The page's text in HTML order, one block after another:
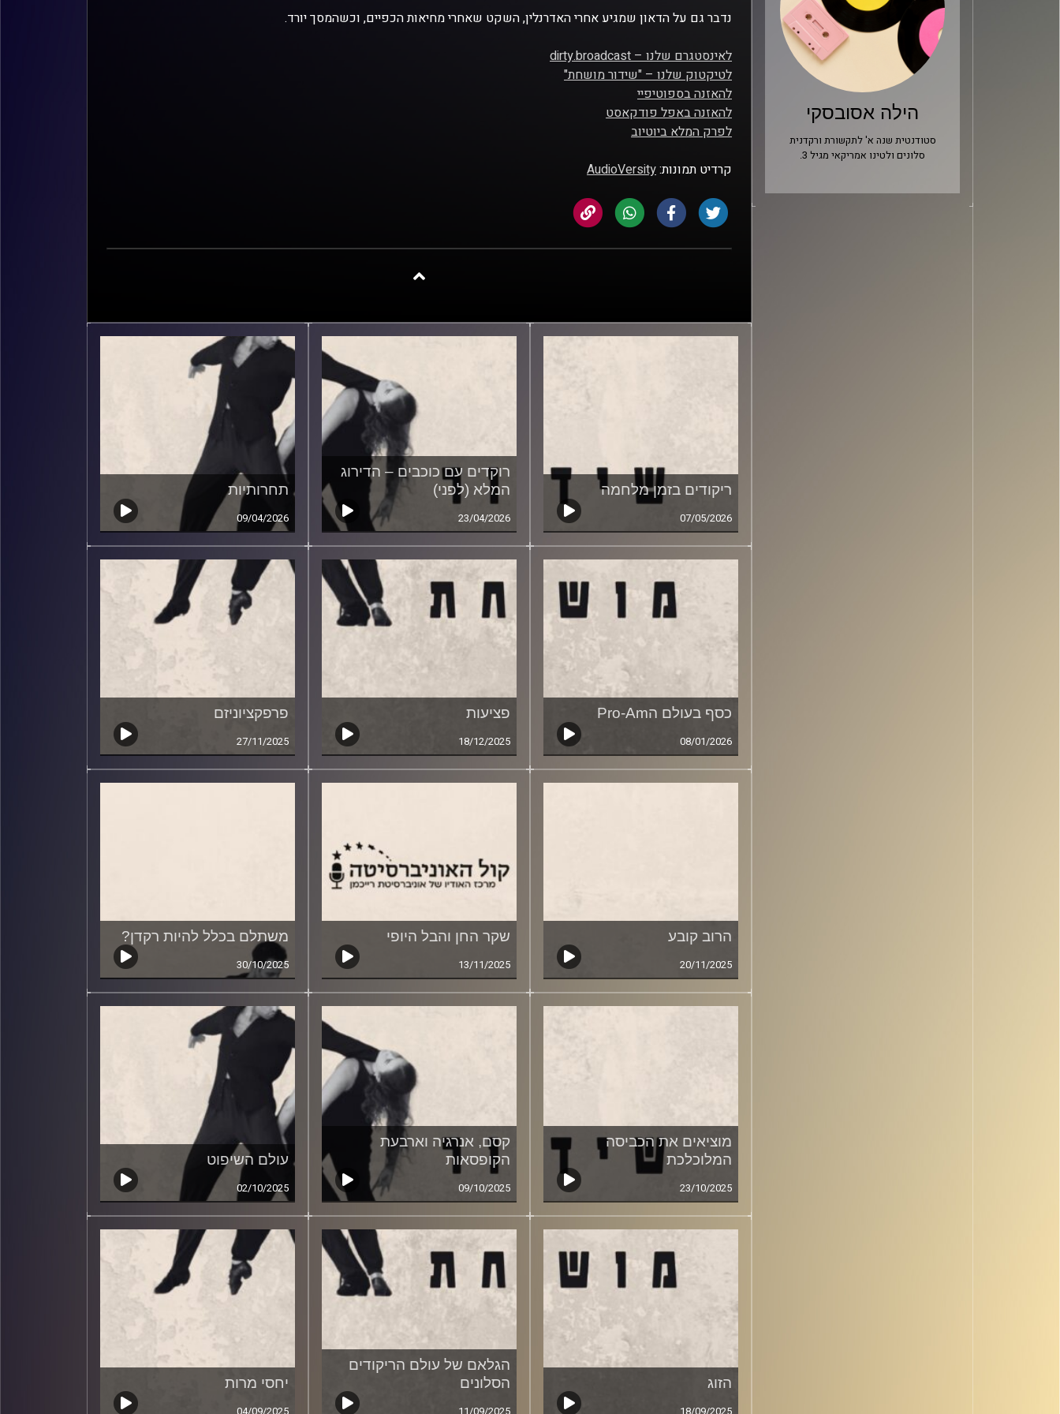
הילה אסובסקי
סטודנטית שנה א' לתקשורת ורקדנית
סלונים ולטינו אמריקאי מגיל 3.
נדבר גם על הדאון שמגיע אחרי האדרנלין, השקט שאחרי מחיאות הכפיים, וכשהמסך יורד.
לאינסטגרם שלנו – dirty.broadcast
לטיקטוק שלנו – "שידור מושחת"
להאזנה בספוטיפיי
להאזנה באפל פודקאסט
לפרק המלא ביוטיוב
קרדיט תמונות:AudioVersity
ריקודים בזמן מלחמה
07/05/2026
רוקדים עם כוכבים – הדירוג
המלא (לפני)
23/04/2026
תחרותיות
09/04/2026
כסף בעולם הPro-Am
08/01/2026
פציעות
18/12/2025
פרפקציוניזם
27/11/2025
הרוב קובע
20/11/2025
שקר החן והבל היופי
13/11/2025
משתלם בכלל להיות רקדן?
30/10/2025
מוציאים את הכביסה
המלוכלכת
23/10/2025
קסם, אנרגיה וארבעת
הקופסאות
09/10/2025
עולם השיפוט
02/10/2025
הזוג
הגלאם של עולם הריקודים
הסלונים
יחסי מרות